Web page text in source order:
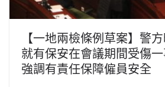
【一地兩檢條例草案】警
就有保安在會議期間受傷
強調有責任保障僱員安全